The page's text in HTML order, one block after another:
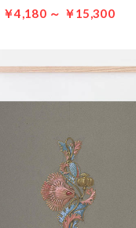
￥4,180 ～ ￥15,300